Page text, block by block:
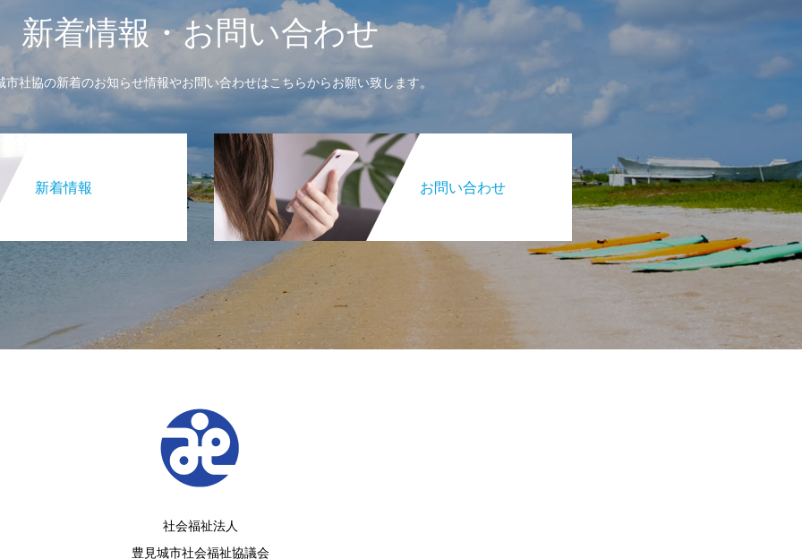
新着情報・お問い合わせ
市社協の新着のお知らせ情報やお問い合わせはこちらからお願い致します。
新着情報 お問い合わせ
社会福祉法人
豊見城市社会福祉協議会